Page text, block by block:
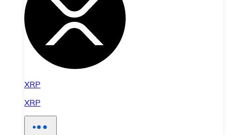
XRP
XRP